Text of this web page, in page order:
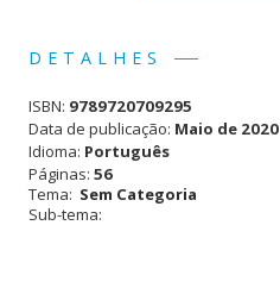
15,50 €.
eu
Fosse...
DETALHES
ISBN: 9789720709295
Data de publicação: Maio de 2020
Idioma: Português
Páginas: 56
Tema: Sem Categoria
Sub-tema: